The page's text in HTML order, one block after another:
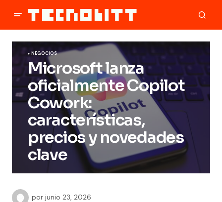
NEGOCIOS
Microsoft lanza
oficialmente Copilot
Cowork:
características,
precios y novedades
clave
por junio 23, 2026